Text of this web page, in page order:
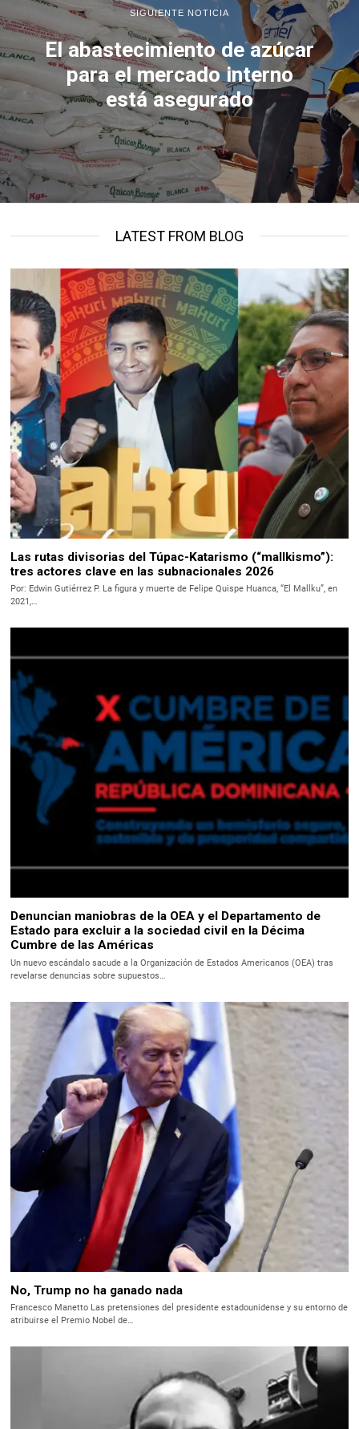
SIGUIENTE NOTICIA
El abastecimiento de azúcar
para el mercado interno
está asegurado
LATEST FROM BLOG
Las rutas divisorias del Túpac-Katarismo (“mallkismo”):
tres actores clave en las subnacionales 2026
Por: Edwin Gutiérrez P. La figura y muerte de Felipe Quispe Huanca, “El Mallku”, en
2021,…
Denuncian maniobras de la OEA y el Departamento de
Estado para excluir a la sociedad civil en la Décima
Cumbre de las Américas
Un nuevo escándalo sacude a la Organización de Estados Americanos (OEA) tras
revelarse denuncias sobre supuestos…
No, Trump no ha ganado nada
Francesco Manetto Las pretensiones del presidente estadounidense y su entorno de
atribuirse el Premio Nobel de…